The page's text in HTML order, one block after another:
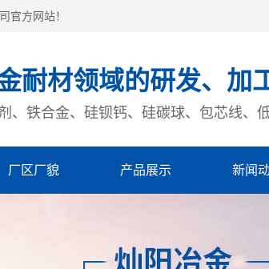
官方网站！
耐材领域的研发、加
、铁合金、硅钡钙、硅碳球、包芯线、
厂区厂貌 产品展示 新闻